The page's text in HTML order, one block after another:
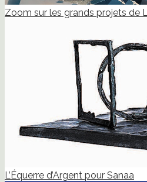
Zoom sur les grands projets de
L’Équerre d’Argent pour Sanaa